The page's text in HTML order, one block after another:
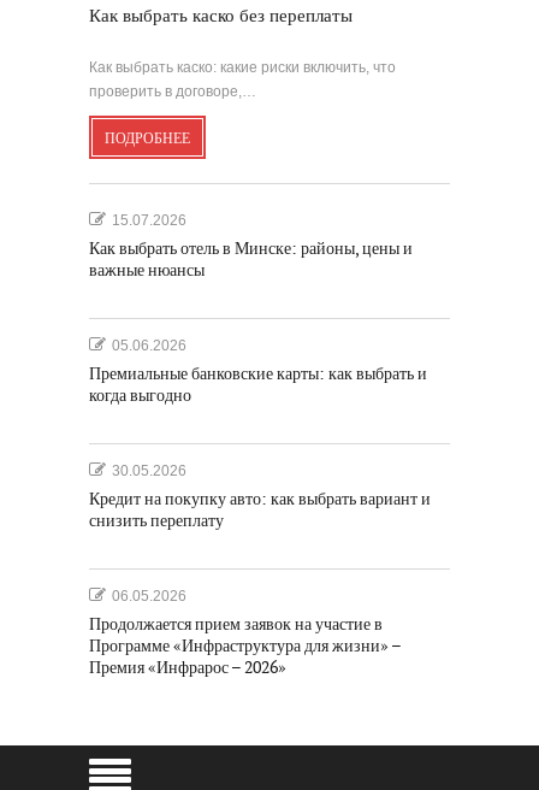
Как выбрать каско без переплаты
Как выбрать каско: какие риски включить, что
проверить в договоре,…
ПОДРОБНЕЕ
15.07.2026
Как выбрать отель в Минске: районы, цены и
важные нюансы
05.06.2026
Премиальные банковские карты: как выбрать и
когда выгодно
30.05.2026
Кредит на покупку авто: как выбрать вариант и
снизить переплату
06.05.2026
Продолжается прием заявок на участие в
Программе «Инфраструктура для жизни» –
Премия «Инфрарос – 2026»